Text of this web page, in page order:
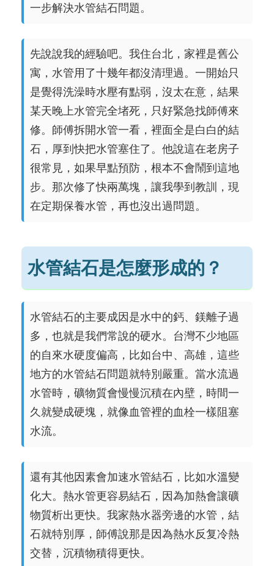
一步解決水管結石問題。
先說說我的經驗吧。我住台北，家裡是舊公
寓，水管用了十幾年都沒清理過。一開始只
是覺得洗澡時水壓有點弱，沒太在意，結果
某天晚上水管完全堵死，只好緊急找師傅來
修。師傅拆開水管一看，裡面全是白白的結
石，厚到快把水管塞住了。他說這在老房子
很常見，如果早點預防，根本不會鬧到這地
步。那次修了快兩萬塊，讓我學到教訓，現
在定期保養水管，再也沒出過問題。
水管結石是怎麼形成的？
水管結石的主要成因是水中的鈣、鎂離子過
多，也就是我們常說的硬水。台灣不少地區
的自來水硬度偏高，比如台中、高雄，這些
地方的水管結石問題就特別嚴重。當水流過
水管時，礦物質會慢慢沉積在內壁，時間一
久就變成硬塊，就像血管裡的血栓一樣阻塞
水流。
還有其他因素會加速水管結石，比如水溫變
化大。熱水管更容易結石，因為加熱會讓礦
物質析出更快。我家熱水器旁邊的水管，結
石就特別厚，師傅說那是因為熱水反复冷熱
交替，沉積物積得更快。